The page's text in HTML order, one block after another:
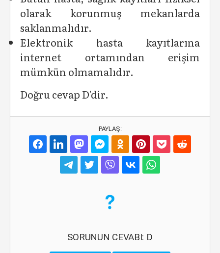
olarak korunmuş mekanlarda
saklanmalıdır.
Elektronik hasta kayıtlarına
internet ortamından erişim
mümkün olmamalıdır.
Doğru cevap D'dir.
PAYLAŞ:
SORUNUN CEVABI: D